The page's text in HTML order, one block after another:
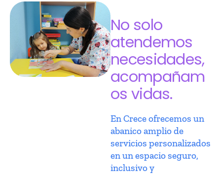
No solo
atendemos
necesidades,
acompañam
os vidas.
En Crece ofrecemos un
abanico amplio de
servicios personalizados
en un espacio seguro,
inclusivo y